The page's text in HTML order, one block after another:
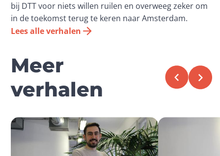
bij DTT voor niets willen ruilen en overweeg zeker om
in de toekomst terug te keren naar Amsterdam.
Lees alle verhalen
Meer
verhalen